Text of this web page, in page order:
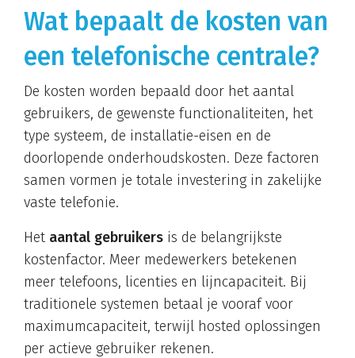
Wat bepaalt de kosten van
een telefonische centrale?
De kosten worden bepaald door het aantal
gebruikers, de gewenste functionaliteiten, het
type systeem, de installatie-eisen en de
doorlopende onderhoudskosten. Deze factoren
samen vormen je totale investering in zakelijke
vaste telefonie.
Het aantal gebruikers is de belangrijkste
kostenfactor. Meer medewerkers betekenen
meer telefoons, licenties en lijncapaciteit. Bij
traditionele systemen betaal je vooraf voor
maximumcapaciteit, terwijl hosted oplossingen
per actieve gebruiker rekenen.